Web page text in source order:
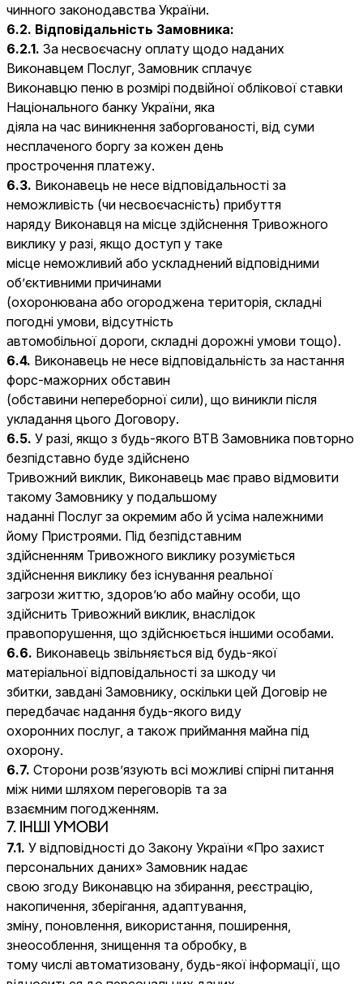
чинного законодавства України.
6.2. Відповідальність Замовника:
6.2.1. За несвоєчасну оплату щодо наданих
Виконавцем Послуг, Замовник сплачує
Виконавцю пеню в розмірі подвійної облікової ставки
Національного банку України, яка
діяла на час виникнення заборгованості, від суми
несплаченого боргу за кожен день
прострочення платежу.
6.3. Виконавець не несе відповідальності за
неможливість (чи несвоєчасність) прибуття
наряду Виконавця на місце здійснення Тривожного
виклику у разі, якщо доступ у таке
місце неможливий або ускладнений відповідними
об’єктивними причинами
(охоронювана або огороджена територія, складні
погодні умови, відсутність
автомобільної дороги, складні дорожні умови тощо).
6.4. Виконавець не несе відповідальність за настання
форс-мажорних обставин
(обставини непереборної сили), що виникли після
укладання цього Договору.
6.5. У разі, якщо з будь-якого ВТВ Замовника повторно
безпідставно буде здійснено
Тривожний виклик, Виконавець має право відмовити
такому Замовнику у подальшому
наданні Послуг за окремим або й усіма належними
йому Пристроями. Під безпідставним
здійсненням Тривожного виклику розуміється
здійснення виклику без існування реальної
загрози життю, здоров’ю або майну особи, що
здійснить Тривожний виклик, внаслідок
правопорушення, що здійснюється іншими особами.
6.6. Виконавець звільняється від будь-якої
матеріальної відповідальності за шкоду чи
збитки, завдані Замовнику, оскільки цей Договір не
передбачає надання будь-якого виду
охоронних послуг, а також приймання майна під
охорону.
6.7. Сторони розв’язують всі можливі спірні питання
між ними шляхом переговорів та за
взаємним погодженням.
7. ІНШІ УМОВИ
7.1. У відповідності до Закону України «Про захист
персональних даних» Замовник надає
свою згоду Виконавцю на збирання, реєстрацію,
накопичення, зберігання, адаптування,
зміну, поновлення, використання, поширення,
знеособлення, знищення та обробку, в
тому числі автоматизовану, будь-якої інформації, що